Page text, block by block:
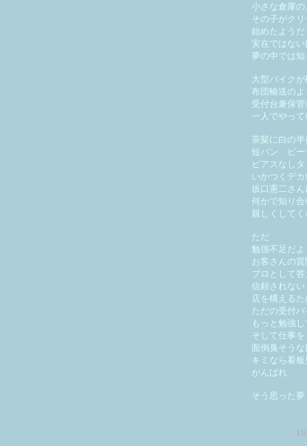
小さな倉庫
その子がク
始めたようだ
実在ではない
夢の中では
大型バイク
布団輸送の
受付台兼保
一人でやっ
茶髪に白の
短パン ビー
ピアスなし
いかつくデカ
坂口憲二さ
何かで知り
親しくしてく
ただ
勉強不足だよ
お客さんの質
プロとして
信頼されない
店を構える
ただの受付
もっと勉強し
そして仕事
面倒臭そう
キミなら看
がんばれ
そう思った夢